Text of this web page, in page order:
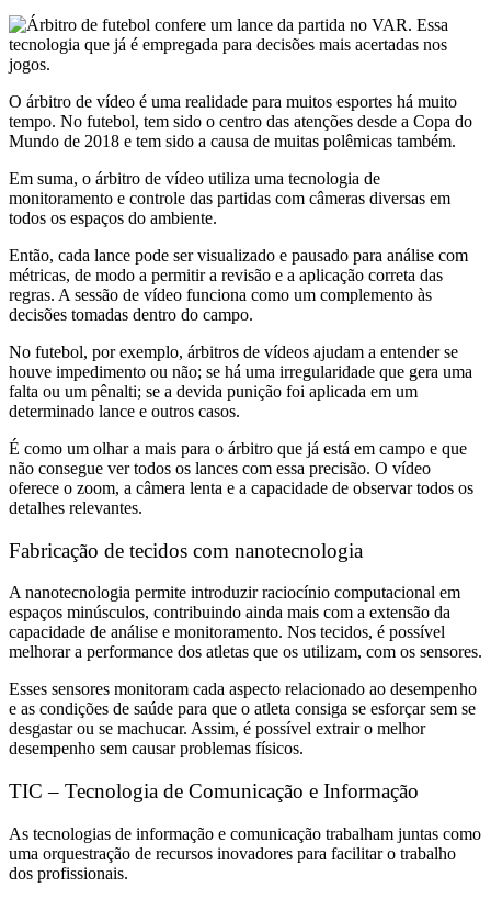
O árbitro de vídeo é uma realidade para muitos esportes há muito
tempo. No futebol, tem sido o centro das atenções desde a Copa do
Mundo de 2018 e tem sido a causa de muitas polêmicas também.
Em suma, o árbitro de vídeo utiliza uma tecnologia de
monitoramento e controle das partidas com câmeras diversas em
todos os espaços do ambiente.
Então, cada lance pode ser visualizado e pausado para análise com
métricas, de modo a permitir a revisão e a aplicação correta das
regras. A sessão de vídeo funciona como um complemento às
decisões tomadas dentro do campo.
No futebol, por exemplo, árbitros de vídeos ajudam a entender se
houve impedimento ou não; se há uma irregularidade que gera uma
falta ou um pênalti; se a devida punição foi aplicada em um
determinado lance e outros casos.
É como um olhar a mais para o árbitro que já está em campo e que
não consegue ver todos os lances com essa precisão. O vídeo
oferece o zoom, a câmera lenta e a capacidade de observar todos os
detalhes relevantes.
Fabricação de tecidos com nanotecnologia
A nanotecnologia permite introduzir raciocínio computacional em
espaços minúsculos, contribuindo ainda mais com a extensão da
capacidade de análise e monitoramento. Nos tecidos, é possível
melhorar a performance dos atletas que os utilizam, com os sensores.
Esses sensores monitoram cada aspecto relacionado ao desempenho
e as condições de saúde para que o atleta consiga se esforçar sem se
desgastar ou se machucar. Assim, é possível extrair o melhor
desempenho sem causar problemas físicos.
TIC – Tecnologia de Comunicação e Informação
As tecnologias de informação e comunicação trabalham juntas como
uma orquestração de recursos inovadores para facilitar o trabalho
dos profissionais.